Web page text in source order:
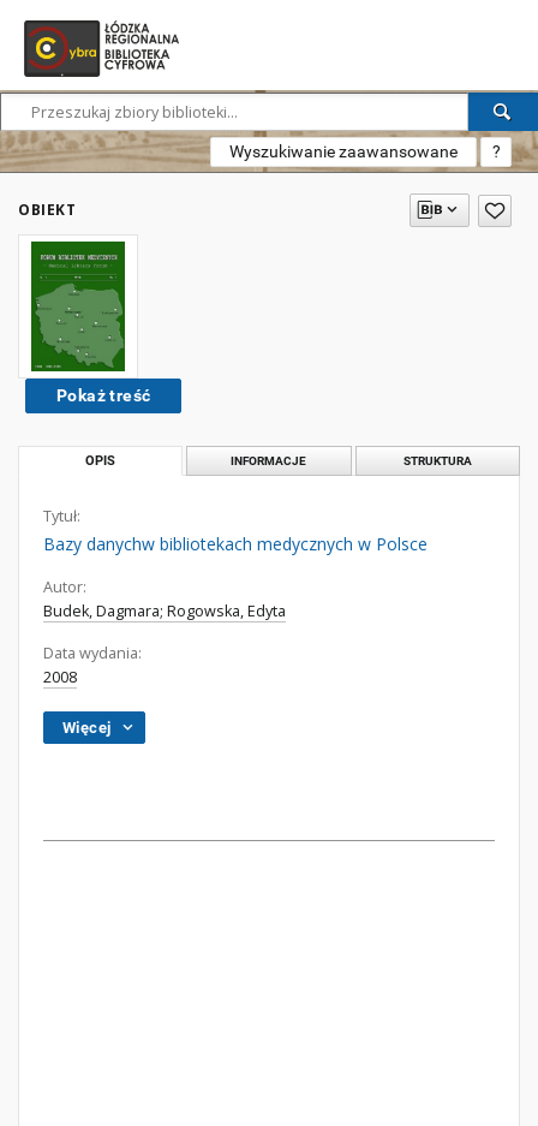
Wyszukiwanie zaawansowane ?
OBIEKT
Pokaż treść
OPIS INFORMACJE STRUKTURA
Tytuł:
Bazy danychw bibliotekach medycznych w Polsce
Autor:
Budek, Dagmara; Rogowska, Edyta
Data wydania:
2008
Więcej